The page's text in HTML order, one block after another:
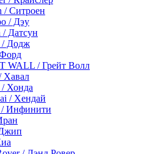
/ Ситроен
/ Дэу
/ Датсун
/ Додж
WALL / Грейт Волл
Хавал
/ Хонда
/ Хендай
Инфинити